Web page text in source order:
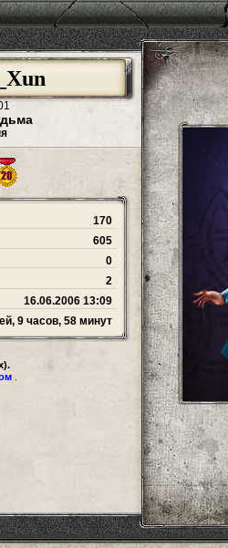
170
605
0
2
16.06.2006 13:09
9 часов, 58 минут